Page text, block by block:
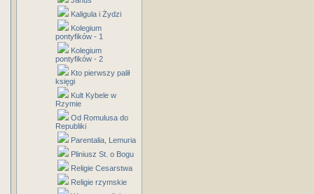
Kaligula i Żydzi
Kolegium
pontyfików - 1
Kolegium
pontyfików - 2
Kto pierwszy palił
księgi
Kult Kybele w
Rzymie
Od Romulusa do
Republiki
Parentalia, Lemuria
Pliniusz St. o Bogu
Religie Cesarstwa
Religie rzymskie